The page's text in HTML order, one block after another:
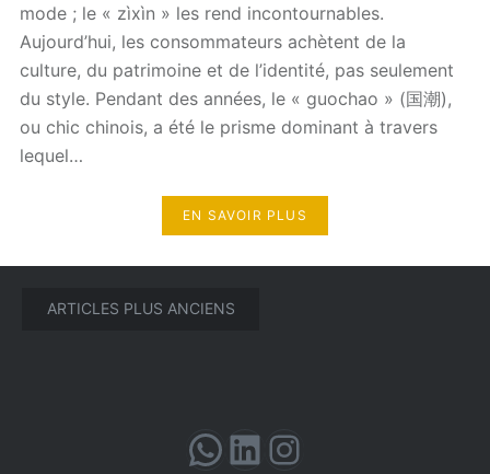
mode ; le « zìxìn » les rend incontournables.
Aujourd’hui, les consommateurs achètent de la
culture, du patrimoine et de l’identité, pas seulement
du style. Pendant des années, le « guochao » (国潮),
ou chic chinois, a été le prisme dominant à travers
lequel…
EN SAVOIR PLUS
Navigation
ARTICLES PLUS ANCIENS
WhatsApp
LinkedIn
Instagram